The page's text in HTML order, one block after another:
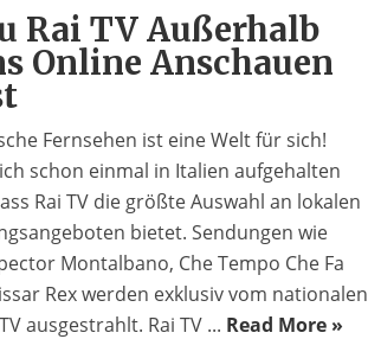
Rai TV Außerhalb
Online Anschauen
Fernsehen ist eine Welt für sich!
schon einmal in Italien aufgehalten
Rai TV die größte Auswahl an lokalen
bietet. Sendungen wie
Montalbano, Che Tempo Che Fa
Rex werden exklusiv vom nationalen
ausgestrahlt. Rai TV ... Read More »